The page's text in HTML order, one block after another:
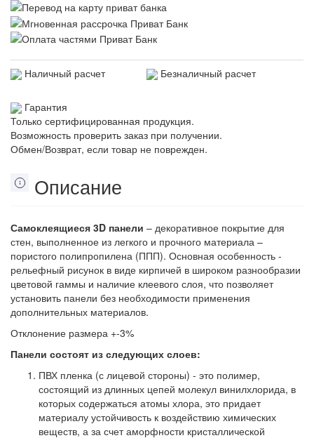
Наличный расчет Безналичный расчет
Гарантия
Только сертифицированная продукция.
Возможность проверить заказ при получении.
Обмен/Возврат, если товар не поврежден.
Описание
Самоклеящиеся 3D панели – декоративное покрытие для
стен, выполненное из легкого и прочного материала –
пористого полипропилена (ППП). Основная особенность -
рельефный рисунок в виде кирпичей в широком разнообразии
цветовой гаммы и наличие клеевого слоя, что позволяет
установить панели без необходимости применения
дополнительных материалов.
Отклонение размера +-3%
Панели состоят из следующих слоев:
ПВХ пленка (с лицевой стороны) - это полимер,
состоящий из длинных цепей молекул винилхлорида, в
которых содержаться атомы хлора, это придает
материалу устойчивость к воздействию химических
веществ, а за счет аморфности кристаллической